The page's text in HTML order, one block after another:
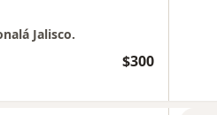
Jalisco.
$300